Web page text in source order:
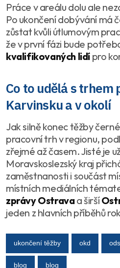
Práce v areálu dolu ale
Po ukončení dobývání má
zůstat kvůli útlumovým
že v první fázi bude
kvalifikovaných lidí pro
Co to udělá s trhem
Karvinsku a v okolí
Jak silně konec těžby
pracovní trh v regionu,
zřejmé až časem. Jisté je
Moravskoslezský kraj
zaměstnanosti i součást
místních mediálních
zprávy Ostravaa širší
jeden z hlavních příběhů
ukončení těžby okd
blog blog